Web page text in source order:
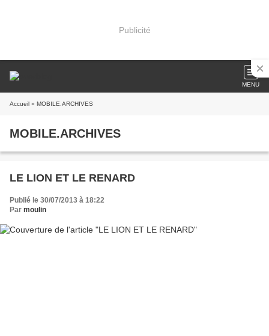
Publicité
MENU
Accueil » MOBILE.ARCHIVES
MOBILE.ARCHIVES
LE LION ET LE RENARD
Publié le 30/07/2013 à 18:22
Par moulin